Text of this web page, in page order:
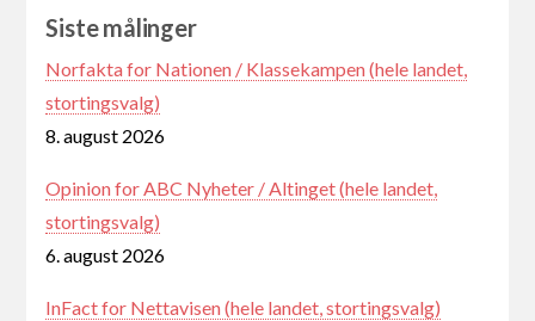
Siste målinger
Norfakta for Nationen / Klassekampen (hele landet,
stortingsvalg)
8. august 2026
Opinion for ABC Nyheter / Altinget (hele landet,
stortingsvalg)
6. august 2026
InFact for Nettavisen (hele landet, stortingsvalg)